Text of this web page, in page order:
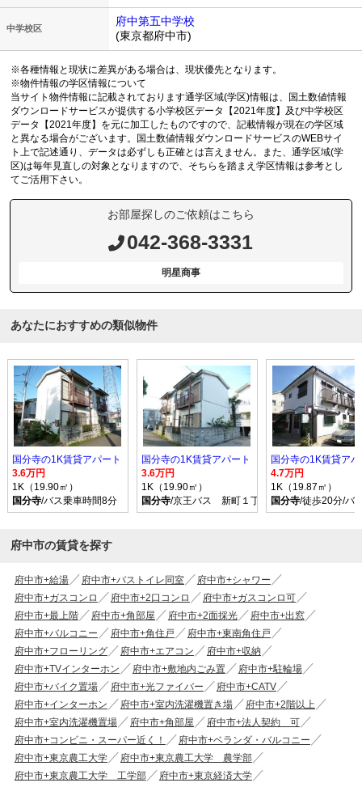
中学校区
府中第五中学校
(東京都府中市)
※各種情報と現状に差異がある場合は、現状優先となります。
※物件情報の学区情報について
当サイト物件情報に記載されております通学区域(学区)情報は、国土数値情報
ダウンロードサービスが提供する小学校区データ【2021年度】及び中学校区
データ【2021年度】を元に加工したものですので、記載情報が現在の学区域
と異なる場合がございます。国土数値情報ダウンロードサービスのWEBサイ
ト上で記述通り、データは必ずしも正確とは言えません。また、通学区域(学
区)は毎年見直しの対象となりますので、そちらを踏まえ学区情報は参考とし
てご活用下さい。
お部屋探しのご依頼はこちら
042-368-3331
明星商事
あなたにおすすめの類似物件
国分寺の1K賃貸アパート
3.6万円
1K（19.90㎡）
国分寺/バス乗車時間8分 停歩1分
国分寺の1K賃貸アパート
3.6万円
1K（19.90㎡）
国分寺/京王バス 新町１丁目 バス乗車時間8分
国分寺の1K賃貸ア
4.7万円
1K（19.87㎡）
国分寺/徒歩20分/バ
府中市の賃貸を探す
府中市+給湯 府中市+バストイレ同室
府中市+シャワー
府中市+ガスコンロ
府中市+2口コンロ
府中市+ガスコンロ可
府中市+最上階
府中市+角部屋 府中市+2面採光
府中市+出窓
府中市+バルコニー
府中市+角住戸
府中市+東南角住戸
府中市+フローリング
府中市+エアコン
府中市+収納
府中市+TVインターホン
府中市+敷地内ごみ置
府中市+駐輪場
府中市+バイク置場
府中市+光ファイバー
府中市+CATV
府中市+インターホン
府中市+室内洗濯機置き場
府中市+2階以上
府中市+室内洗濯機置場
府中市+角部屋
府中市+法人契約 可
府中市+コンビニ・スーパー近く！
府中市+ベランダ・バルコニー
府中市+東京農工大学
府中市+東京農工大学 農学部
府中市+東京農工大学 工学部
府中市+東京経済大学